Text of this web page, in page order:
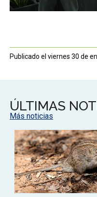
Publicado el viernes 30 de
ÚLTIMAS
Más noticias